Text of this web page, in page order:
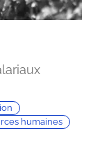
humaines